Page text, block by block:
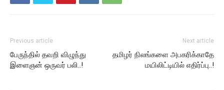
Previous article
பேருந்தில் தவறி விழுந்து
இளைஞன் ஒருவர் பலி..!
Next article
தமிழர் நிலங்களை அபகரிக்காதே
மயிலிட்டியில் எதிர்ப்பு..!